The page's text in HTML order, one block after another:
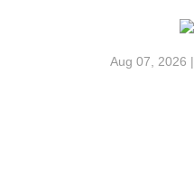
Aug 07, 2026 |